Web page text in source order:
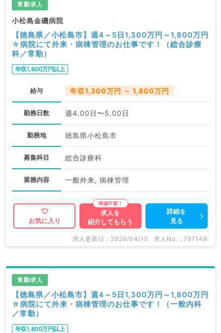
常勤求人
小松島金磯病院
【徳島県／小松島市】週4～5日1,300万円～1,800万円
☆病院にて外来・病棟管理のお仕事です！（総合診療
科／常勤）
年収1,800万円以上
給与 年収1,300万円 ～ 1,800万円
勤務日数 週4.00日〜5.00日
勤務地 徳島県小松島市
募集科目 総合診療科
業務内容 一般外来, 病棟管理
お気に入り
求人を
紹介してもらう
詳細を
見る
求人更新日 : 2026/04/15 求人No. : 797149
常勤求人
【徳島県／小松島市】週4～5日1,300万円～1,800万円
☆病院にて外来・病棟管理のお仕事です！（一般内科
／常勤）
年収1,800万円以上